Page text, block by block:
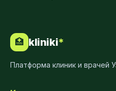
🏥 kliniki*
Платформа клиник и врачей